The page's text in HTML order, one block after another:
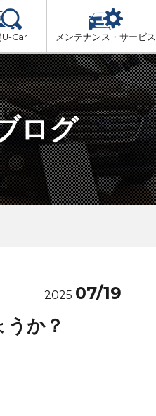
U-Car メンテナンス・サービス
）
ィ チェック
ログ
2025 07/19
か？